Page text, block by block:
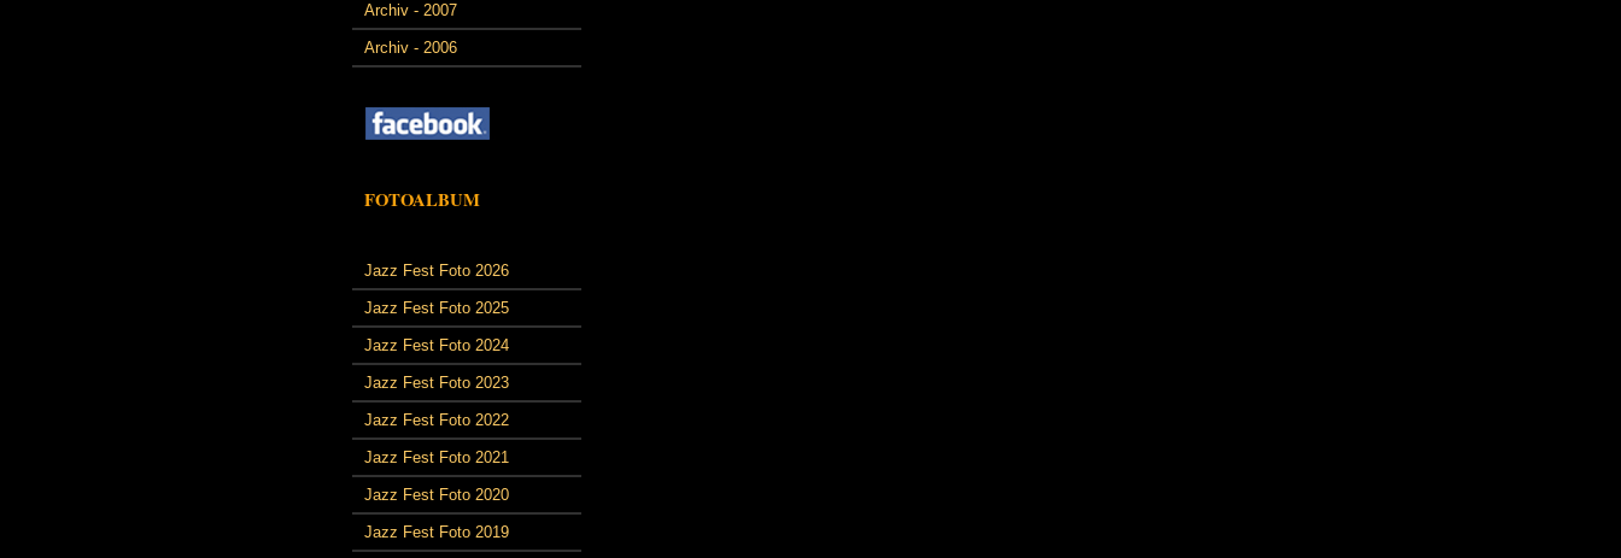
Archiv - 2007
Archiv - 2006
FOTOALBUM
Jazz Fest Foto 2026
Jazz Fest Foto 2025
Jazz Fest Foto 2024
Jazz Fest Foto 2023
Jazz Fest Foto 2022
Jazz Fest Foto 2021
Jazz Fest Foto 2020
Jazz Fest Foto 2019